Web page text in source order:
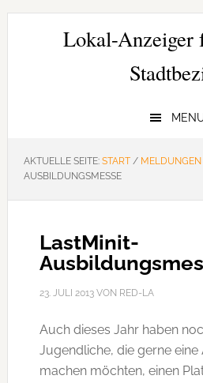
Zur
Hauptnavigation
Zum
Zur
SeitenspalteLokal-Anzeiger
AKTUELLE SEITE: START / MELDUNGEN
AUSBILDUNGSMESSE
LastMinit-
23. JULI 2013VON RED-LA
Auch dieses Jahr haben
Jugendliche, die gerne
machen möchten, einen